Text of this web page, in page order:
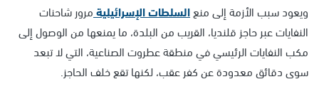
ويعود سبب الأزمة إلى منعالسلطات الإسرائيليةمرور شاحنات
النفايات عبر حاجز قلنديا، القريب من البلدة، ما يمنعها من الوصول إلى
مكب النفايات الرئيسي في منطقة عطروت الصناعية، التي لا تبعد
سوى دقائق معدودة عن كفر عقب، لكنها تقع خلف الحاجز.